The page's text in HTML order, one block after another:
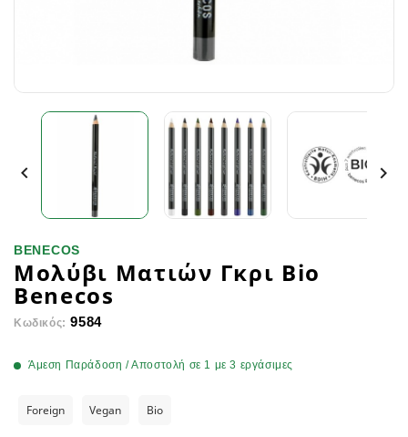
 
BENECOS
Μολύβι Ματιών Γκρι Bio
Benecos
Κωδικός: 9584
Άμεση Παράδοση / Αποστολή σε 1 με 3 εργάσιμες
Foreign Vegan Bio